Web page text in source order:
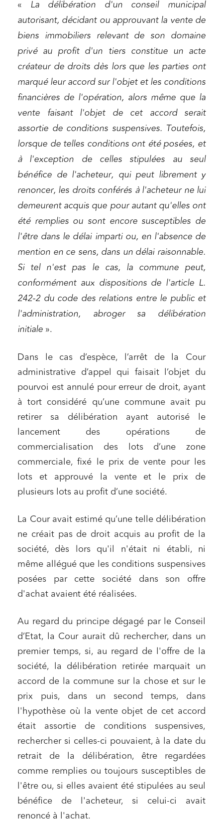
« La délibération d'un conseil municipal
autorisant, décidant ou approuvant la vente de
biens immobiliers relevant de son domaine
privé au profit d'un tiers constitue un acte
créateur de droits dès lors que les parties ont
marqué leur accord sur l'objet et les conditions
financières de l'opération, alors même que la
vente faisant l'objet de cet accord serait
assortie de conditions suspensives. Toutefois,
lorsque de telles conditions ont été posées, et
à l'exception de celles stipulées au seul
bénéfice de l'acheteur, qui peut librement y
renoncer, les droits conférés à l'acheteur ne lui
demeurent acquis que pour autant qu'elles ont
été remplies ou sont encore susceptibles de
l'être dans le délai imparti ou, en l'absence de
mention en ce sens, dans un délai raisonnable.
Si tel n'est pas le cas, la commune peut,
conformément aux dispositions de l'article L.
242-2 du code des relations entre le public et
l'administration, abroger sa délibération
initiale ».
Dans le cas d’espèce, l’arrêt de la Cour
administrative d’appel qui faisait l’objet du
pourvoi est annulé pour erreur de droit, ayant
à tort considéré qu’une commune avait pu
retirer sa délibération ayant autorisé le
lancement des opérations de
commercialisation des lots d’une zone
commerciale, fixé le prix de vente pour les
lots et approuvé la vente et le prix de
plusieurs lots au profit d’une société.
La Cour avait estimé qu’une telle délibération
ne créait pas de droit acquis au profit de la
société, dès lors qu'il n'était ni établi, ni
même allégué que les conditions suspensives
posées par cette société dans son offre
d'achat avaient été réalisées.
Au regard du principe dégagé par le Conseil
d’Etat, la Cour aurait dû rechercher, dans un
premier temps, si, au regard de l'offre de la
société, la délibération retirée marquait un
accord de la commune sur la chose et sur le
prix puis, dans un second temps, dans
l'hypothèse où la vente objet de cet accord
était assortie de conditions suspensives,
rechercher si celles-ci pouvaient, à la date du
retrait de la délibération, être regardées
comme remplies ou toujours susceptibles de
l'être ou, si elles avaient été stipulées au seul
bénéfice de l'acheteur, si celui-ci avait
renoncé à l'achat.
Relations commerciales et contrats
solidaire
Media et édition
Immobilier et habitat
Entreprises du numérique
Mobilité et transport
Règlement des litiges
Droit du numérique, données et conformité